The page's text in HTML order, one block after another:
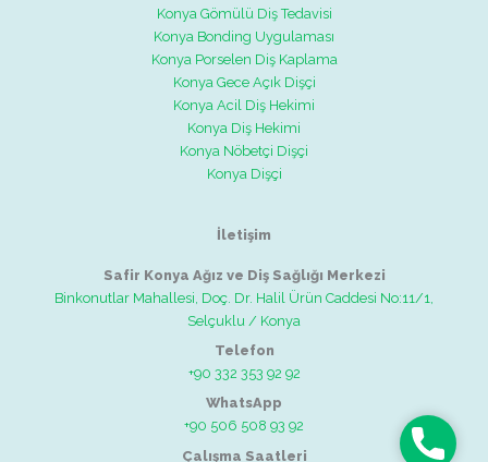
Konya Gömülü Diş Tedavisi
Konya Bonding Uygulaması
Konya Porselen Diş Kaplama
Konya Gece Açık Dişçi
Konya Acil Diş Hekimi
Konya Diş Hekimi
Konya Nöbetçi Dişçi
Konya Dişçi
İletişim
Safir Konya Ağız ve Diş Sağlığı Merkezi
Binkonutlar Mahallesi, Doç. Dr. Halil Ürün Caddesi No:11/1,
Selçuklu / Konya
Telefon
+90 332 353 92 92
WhatsApp
+90 506 508 93 92
Çalışma Saatleri
Telefon